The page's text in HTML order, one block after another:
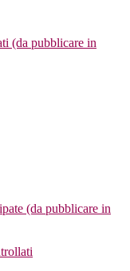
(da pubblicare in
(da pubblicare in